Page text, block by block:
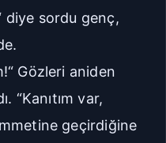
diye sordu genç,
Gözleri aniden
“Kanıtım var,
geçirdiğine